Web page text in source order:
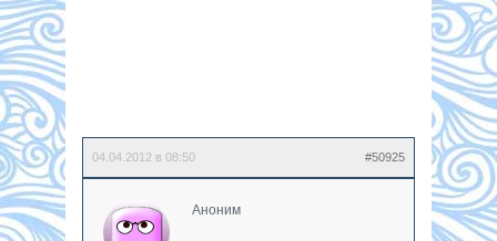
04.04.2012 в 08:50 #50925
Аноним